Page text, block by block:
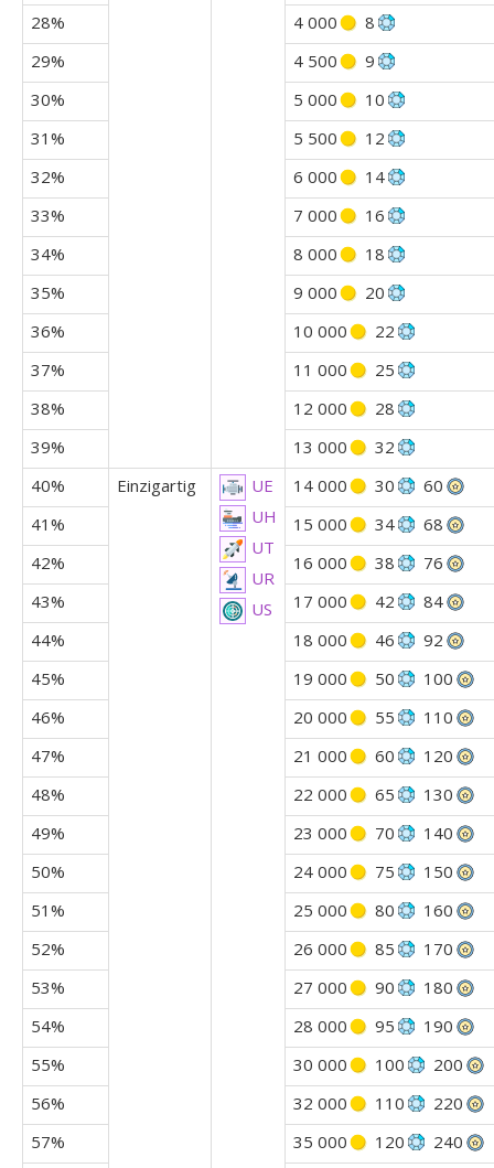
28% 4 000
8
29%
4 500
9
30%
5 000
10
31%
5 500
12
32%
6 000
14
33%
7 000
16
34%
8 000
18
35%
9 000
20
36%
10 000
22
37%
11 000
25
38%
12 000
28
39%
13 000
32
40%
Einzigartig
UE
UH
UT
UR
US
14 000 30
60
41%
15 000 34
68
42%
16 000 38
76
43%
17 000 42
84
44%
18 000 46
92
45%
19 000 50
100
46%
20 000 55
110
47%
21 000 60
120
48%
22 000 65
130
49%
23 000 70
140
50%
24 000 75
150
51%
25 000 80
160
52%
26 000 85
170
53%
27 000 90
180
54%
28 000 95
190
55%
30 000 100
200
56%
32 000 110
220
57%
35 000 120
240